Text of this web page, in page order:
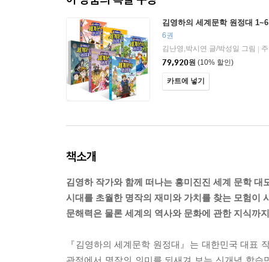
김영하의 세계문학 원정대
6권
김난영,박시연 글/박성일 그림
79,920원 (10% 할인)
카트에 넣기
책소개
김영하 작가와 함께 떠나는 흥미진진 세계 문학 대
시대를 초월한 명작의 재미와 가치를 찾는 모험이
문해력은 물론 세계의 역사와 문화에 관한 지식까
『김영하의 세계문학 원정대』는 대한민국 대표
관점에서 명작의 의미를 되새겨 보는 신개념 학